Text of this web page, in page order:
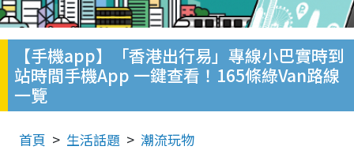
【手機app】「香港出行易」專線小巴實時到
站時間手機App 一鍵查看！165條綠Van路線
一覽
首頁 生活話題 潮流玩物